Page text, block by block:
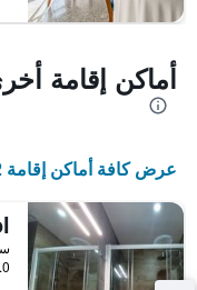
أماكن إقامة
عرض كافة أماكن إقامة 82
2.0